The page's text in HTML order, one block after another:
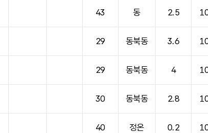
43 동 2.5
29 동북동 3.6
29 동북동 4
30 동북동 2.8
40 정온 0.2